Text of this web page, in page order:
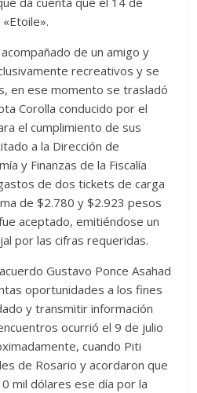
de un amigo y
recreativos y se
en ese momento se trasladó
Corolla conducido por el
el cumplimiento de sus
a la Dirección de
y Finanzas de la Fiscalía
de dos tickets de carga
de $2.780 y $2.923 pesos
aceptado, emitiéndose un
por las cifras requeridas.
Gustavo Ponce Asahad
oportunidades a los fines
y transmitir información
ocurrió el 9 de julio
cuando Piti
de Rosario y acordaron que
mil dólares ese día por la